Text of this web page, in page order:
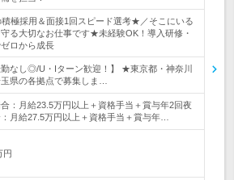
極採用＆面接1回スピード選考★／そこにいる
守る大切なお仕事です★未経験OK！導入研修・
ロから成長
勤なし◎/U・Iターン歓迎！】 ★東京都・神奈川
県の各拠点で募集しま…
：月給23.5万円以上＋資格手当＋賞与年2回夜
月給27.5万円以上＋資格手当＋賞与年…
円